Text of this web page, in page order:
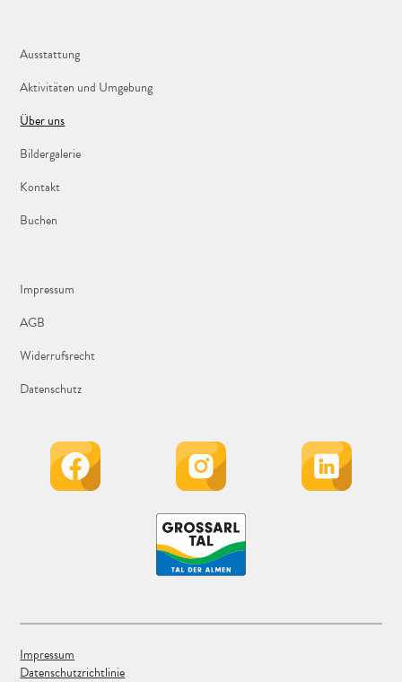
Ausstattung
Aktivitäten und Umgebung
Über uns
Bildergalerie
Kontakt
Buchen
Impressum
AGB
Widerrufsrecht
Datenschutz
Impressum
Datenschutzrichtlinie